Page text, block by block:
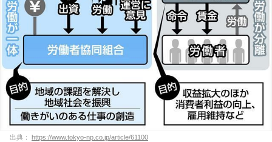
出典： https://www.tokyo-np.co.jp/article/61100